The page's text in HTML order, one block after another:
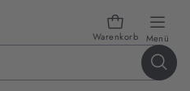
Warenkorb Menü